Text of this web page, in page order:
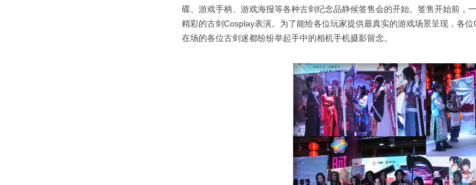
碟、游戏手柄、游戏海报等各种古剑纪念品静候签售会的开始。签售开始前，
精彩的古剑Cosplay表演。为了能给各位玩家提供最真实的游戏场景呈现，各
在场的各位古剑迷都纷纷举起手中的相机手机摄影留念。